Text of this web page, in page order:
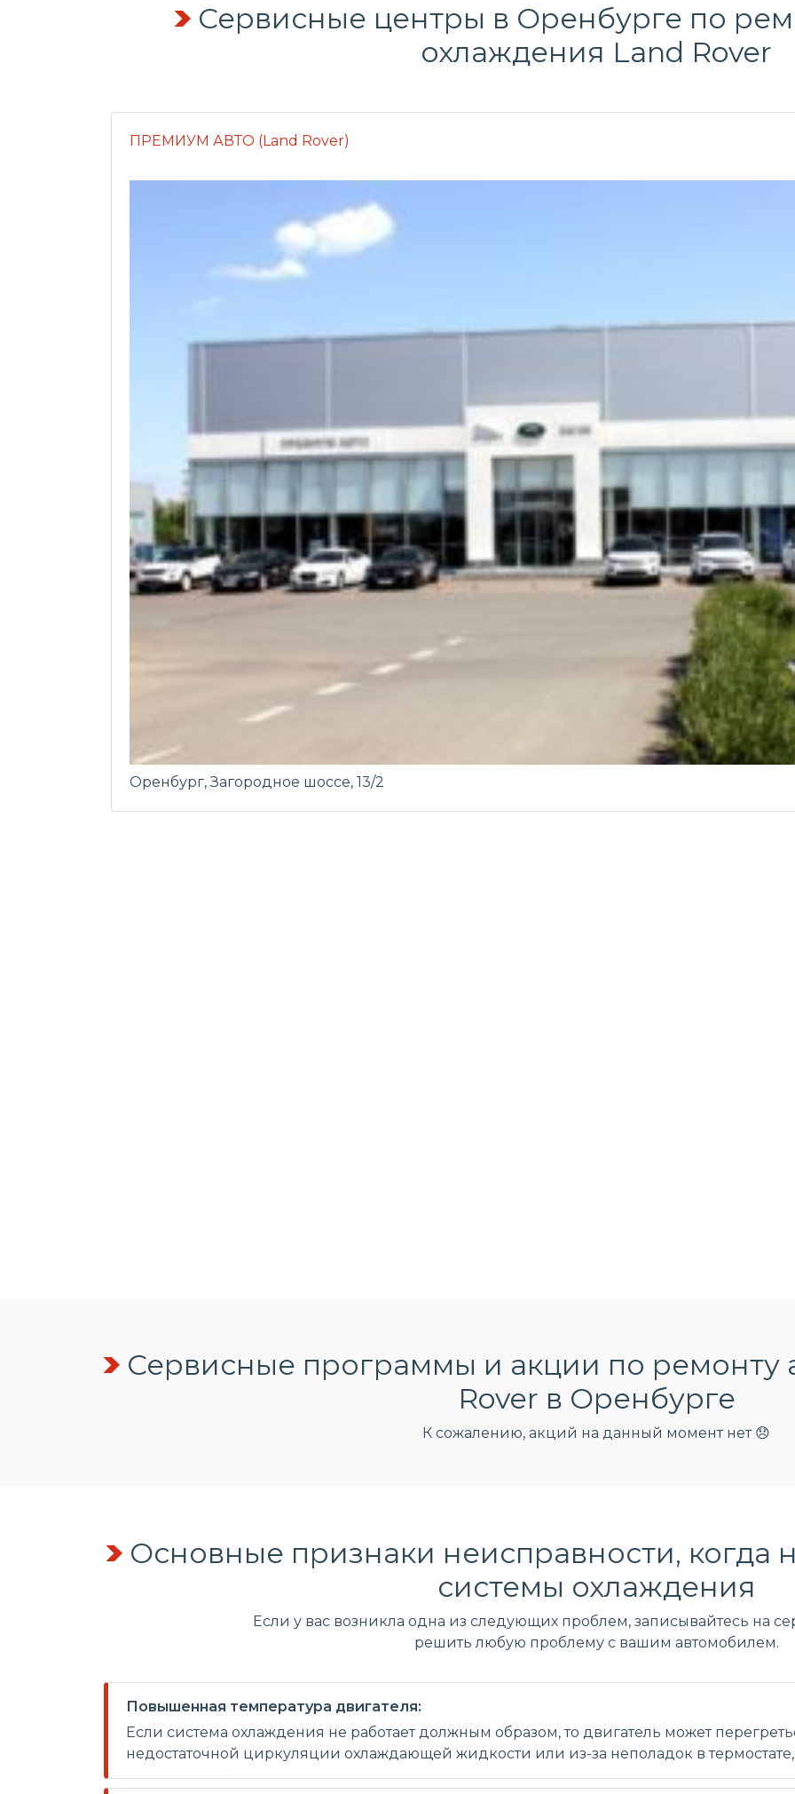
Сервисные центры в Оренбурге по
охлаждения Land Rover
ПРЕМИУМ АВТО (Land Rover)
Оренбург, Загородное шоссе, 13/2
Сервисные программы и акции по ремонту
Rover в Оренбурге
К сожалению, акций на данный момент нет 😞
Основные признаки неисправности, когда
системы охлаждения
Если у вас возникла одна из следующих проблем, записывайтесь на
решить любую проблему с вашим автомобилем.
Повышенная температура двигателя:
Если система охлаждения не работает должным образом, то двигатель может
недостаточной циркуляции охлаждающей жидкости или из-за неполадок в